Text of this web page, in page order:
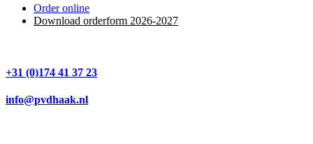
Order online
Download orderform 2026-2027
+31 (0)174 41 37 23
info@pvdhaak.nl